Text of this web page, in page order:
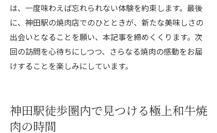
は、一度味わえば忘れられない体験を約束します。最後
に、神田駅の焼肉店でのひとときが、新たな美味しさの
出会いとなることを願い、本記事を締めくくります。次
回の訪問を心待ちにしつつ、さらなる焼肉の感動をお届
けすることを楽しみにしています。
神田駅徒歩圏内で見つける極上和牛焼
肉の時間